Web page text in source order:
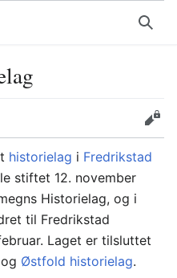
Søk
Rediger
historielag i Fredrikstad
stiftet 12. november
Historielag, og i
til Fredrikstad
Laget er tilsluttet
og Østfold historielag.